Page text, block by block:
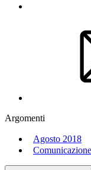
Argomenti
Agosto 2018